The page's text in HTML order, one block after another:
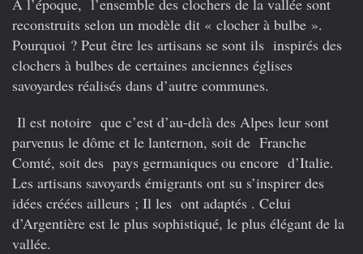
A l’époque, l’ensemble des clochers de la vallée sont
reconstruits selon un modèle dit « clocher à bulbe ».
Pourquoi ? Peut être les artisans se sont ils inspirés des
clochers à bulbes de certaines anciennes églises
savoyardes réalisés dans d’autre communes.
Il est notoire que c’est d’au-delà des Alpes leur sont
parvenus le dôme et le lanternon, soit de Franche
Comté, soit des pays germaniques ou encore d’Italie.
Les artisans savoyards émigrants ont su s’inspirer des
idées créées ailleurs ; Il les ont adaptés . Celui
d’Argentière est le plus sophistiqué, le plus élégant de la
vallée.